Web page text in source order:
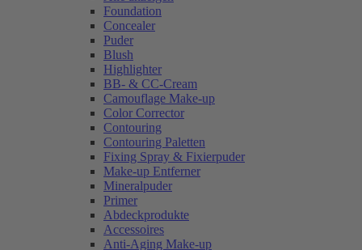
Foundation
Concealer
Puder
Blush
Highlighter
BB- & CC-Cream
Camouflage Make-up
Color Corrector
Contouring
Contouring Paletten
Fixing Spray & Fixierpuder
Make-up Entferner
Mineralpuder
Primer
Abdeckprodukte
Accessoires
Anti-Aging Make-up